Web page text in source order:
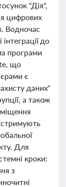
"Дія",
цифрових
Водночас
до
програми
що
є
даних"
а також
стримують
Для
кроки:
з